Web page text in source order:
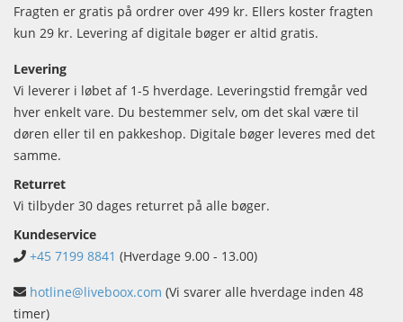
Fragten er gratis på ordrer over 499 kr. Ellers koster fragten
kun 29 kr. Levering af digitale bøger er altid gratis.
Levering
Vi leverer i løbet af 1-5 hverdage. Leveringstid fremgår ved
hver enkelt vare. Du bestemmer selv, om det skal være til
døren eller til en pakkeshop. Digitale bøger leveres med det
samme.
Returret
Vi tilbyder 30 dages returret på alle bøger.
Kundeservice
+45 7199 8841 (Hverdage 9.00 - 13.00)
hotline@liveboox.com (Vi svarer alle hverdage inden 48
timer)